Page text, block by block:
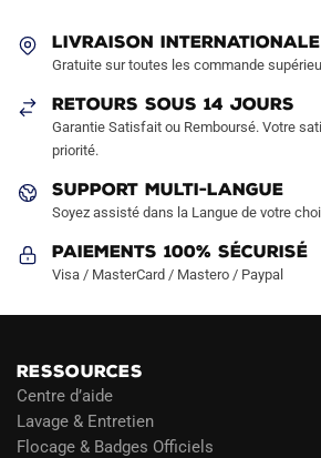
choisies
la
page
produit
LIVRAISON INTERNATIONALE
Gratuite sur toutes les commande
RETOURS SOUS 14 JOURS
Garantie Satisfait ou Remboursé. Votre
priorité.
SUPPORT MULTI-LANGUE
Soyez assisté dans la Langue de votre
Paiements 100% Sécurisé
Visa / MasterCard / Mastero / Paypal
RESSOURCES
Centre d’aide
Lavage & Entretien
Flocage & Badges Officiels